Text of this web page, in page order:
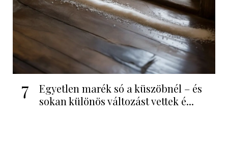
7
Egyetlen marék só a küszöbnél – és
sokan különös változást vettek é...